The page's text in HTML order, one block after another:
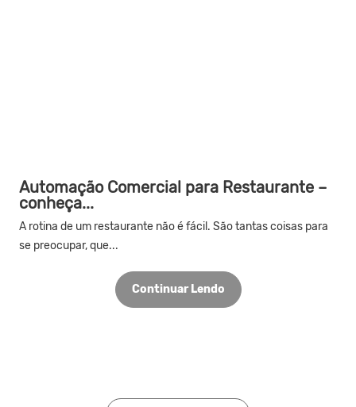
Automação Comercial para Restaurante –
conheça...
A rotina de um restaurante não é fácil. São tantas coisas para
se preocupar, que...
Continuar Lendo